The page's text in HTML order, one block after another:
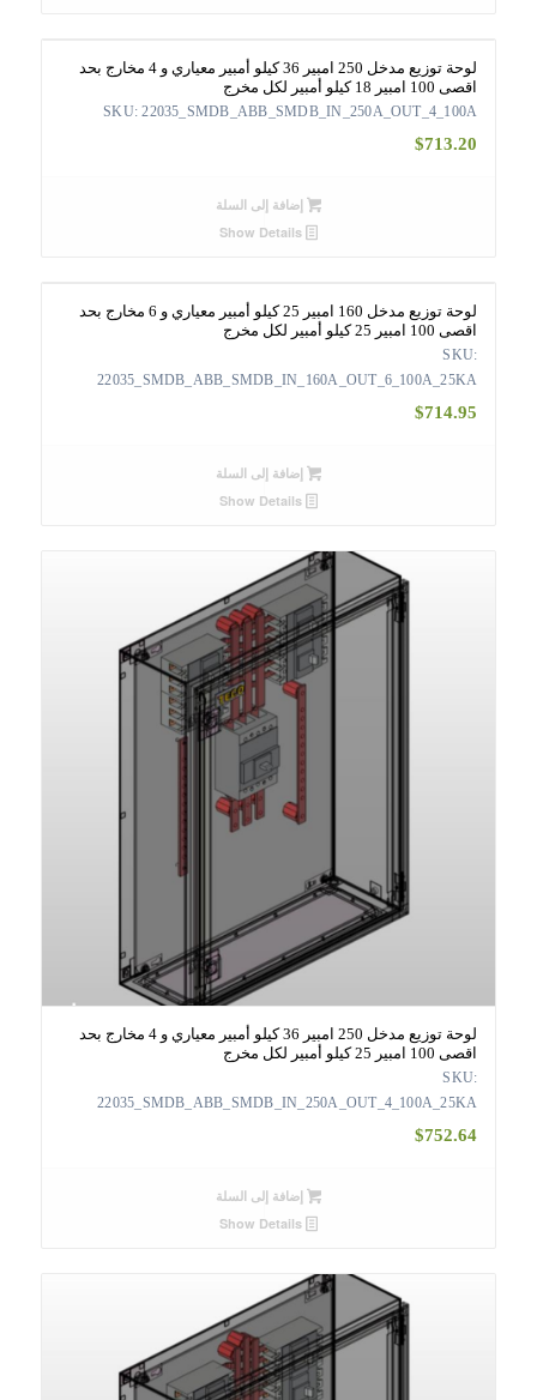
لوحة توزيع مدخل 250 امبير 36 كيلو أمبير معياري و 4 مخارج بحد
اقصى 100 امبير 18 كيلو أمبير لكل مخرج
SKU: 22035_SMDB_ABB_SMDB_IN_250A_OUT_4_100A
$713.20
إضافة إلى السلة
لوحة توزيع مدخل 160 امبير 25 كيلو أمبير معياري و 6 مخارج بحد
اقصى 100 امبير 25 كيلو أمبير لكل مخرج
SKU:
22035_SMDB_ABB_SMDB_IN_160A_OUT_6_100A_25KA
$714.95
إضافة إلى السلة
لوحة توزيع مدخل 250 امبير 36 كيلو أمبير معياري و 4 مخارج بحد
اقصى 100 امبير 25 كيلو أمبير لكل مخرج
SKU:
22035_SMDB_ABB_SMDB_IN_250A_OUT_4_100A_25KA
$752.64
إضافة إلى السلة